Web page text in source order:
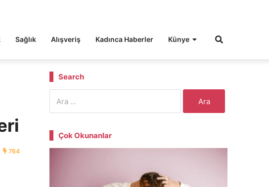
Sağlık Alışveriş Kadınca Haberler Künye
764
Search
Çok Okunanlar